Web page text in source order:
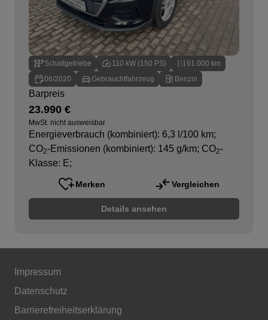
Schaltgetriebe 110 kW (150 PS)
61.000 km
06/2020
Gebrauchtfahrzeug Benzin
Barpreis
23.990 €
MwSt. nicht ausweisbar
Energieverbrauch (kombiniert): 6,3 l/100 km;
CO2-Emissionen (kombiniert): 145 g/km; CO2-
Klasse: E;
Details ansehen
Merken Vergleichen
Impressum
Datenschutz
Barrierefreiheitserklärung